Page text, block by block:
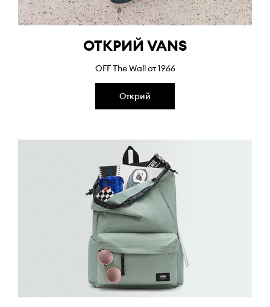
ОТКРИЙ VANS
OFF Тhe Wall от 1966
Открий